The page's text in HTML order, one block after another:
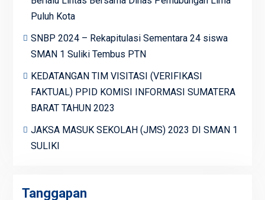
Puluh Kota
SNBP 2024 – Rekapitulasi Sementara 24 siswa
SMAN 1 Suliki Tembus PTN
KEDATANGAN TIM VISITASI (VERIFIKASI
FAKTUAL) PPID KOMISI INFORMASI SUMATERA
BARAT TAHUN 2023
JAKSA MASUK SEKOLAH (JMS) 2023 DI SMAN 1
SULIKI
Tanggapan